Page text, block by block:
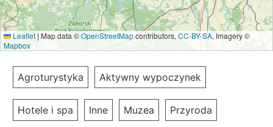
Leaflet | Map data ©OpenStreetMapcontributors, CC-BY-SA, Imagery ©
Mapbox
Agroturystyka Aktywny wypoczynek
Hotele i spa Inne Muzea Przyroda